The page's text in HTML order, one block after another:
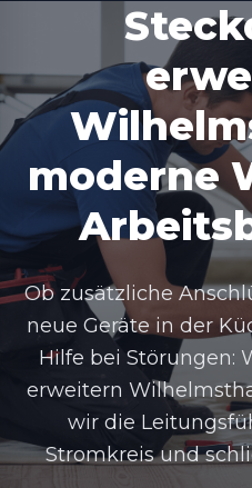
moderne
Ob zusätzliche
neue Geräte in der
Hilfe bei Störungen:
erweitern
wir die
Stromkreis und